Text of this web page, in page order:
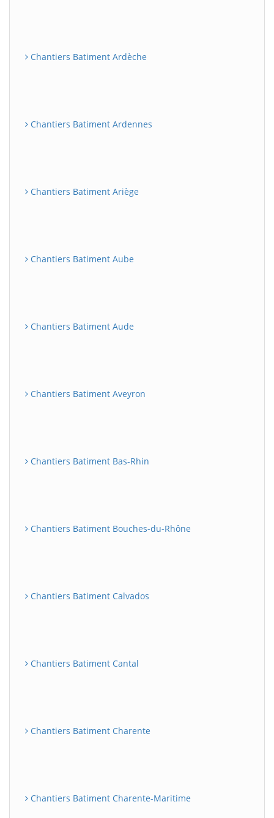
Chantiers Batiment Ardèche
Chantiers Batiment Ardennes
Chantiers Batiment Ariège
Chantiers Batiment Aube
Chantiers Batiment Aude
Chantiers Batiment Aveyron
Chantiers Batiment Bas-Rhin
Chantiers Batiment Bouches-du-Rhône
Chantiers Batiment Calvados
Chantiers Batiment Cantal
Chantiers Batiment Charente
Chantiers Batiment Charente-Maritime